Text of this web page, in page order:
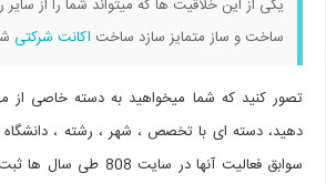
یکی از این خلاقیت ها که میتواند شما را از سایر
ساخت و ساز متمایز سازد ساختاکانت شرکتیشما در
تصور کنید که شما میخواهید به دسته خاصی از
دهید، دسته ای با تخصص ، شهر ، رشته ، دانشگاه و
سوابق فعالیت آنها در سایت